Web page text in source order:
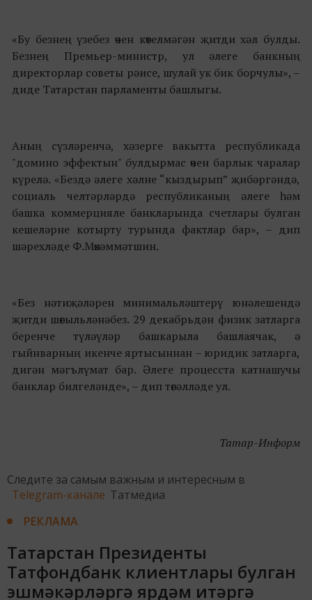
«Бу безнең үзебез өчен көтелмәгән җитди хәл булды.
Безнең Премьер-министр, ул әлеге банкның
директорлар советы рәисе, шулай ук бик борчулы», –
диде Татарстан парламенты башлыгы.
Аның сүзләренчә, хәзерге вакытта республикада
"домино эффектын" булдырмас өчен барлык чаралар
күрелә. «Бездә әлеге хәлне “кыздырып” җибәргәндә,
социаль челтәрләрдә республиканың әлеге һәм
башка коммерцияле банкларында счетлары булган
кешеләрне котырту турында фактлар бар», – дип
шәрехләде Ф.Мөхәммәтшин.
«Без нәтиҗәләрен минимальләштерү юнәлешендә
җитди шөгыльләнәбез. 29 декабрьдән физик затларга
беренче түләүләр башкарыла башлаячак, ә
гыйнварның икенче яртысыннан – юридик затларга,
дигән мәгълүмат бар. Әлеге процесста катнашучы
банклар билгеләнде», – дип төгәлләде ул.
Татар-Информ
Следите за самым важным и интересным в
Telegram-канале Татмедиа
РЕКЛАМА
Татарстан Президенты
Татфондбанк клиентлары булган
эшмәкәрләргә ярдәм итәргә